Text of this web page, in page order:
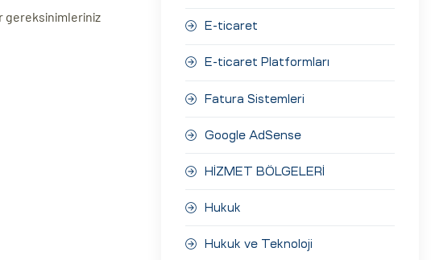
gereksinimleriniz
E-ticaret
E-ticaret Platformları
Fatura Sistemleri
Google AdSense
HİZMET BÖLGELERİ
Hukuk
Hukuk ve Teknoloji